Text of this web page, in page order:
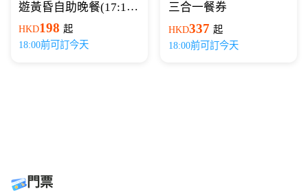
遊黃昏自助晚餐(17:15
開船)
HKD198 起
18:00前可訂今天
三合一餐券
HKD337 起
18:00前可訂今天
門票